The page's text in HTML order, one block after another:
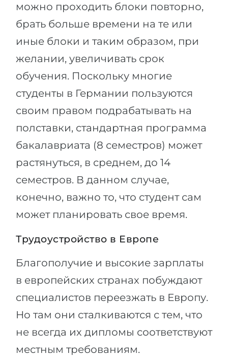
можно проходить блоки повторно,
брать больше времени на те или
иные блоки и таким образом, при
желании, увеличивать срок
обучения. Поскольку многие
студенты в Германии пользуются
своим правом подрабатывать на
полставки, стандартная программа
бакалавриата (8 семестров) может
растянуться, в среднем, до 14
семестров. В данном случае,
конечно, важно то, что студент сам
может планировать свое время.
Трудоустройство в Европе
Благополучие и высокие зарплаты
в европейских странах побуждают
специалистов переезжать в Европу.
Но там они сталкиваются с тем, что
не всегда их дипломы соответствуют
местным требованиям.